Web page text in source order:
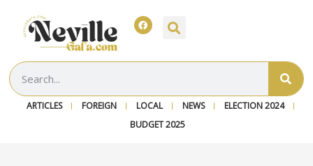
ARTICLES FOREIGN LOCAL NEWS
ELECTION 2024
BUDGET 2025